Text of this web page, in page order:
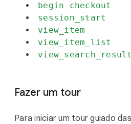
begin_checkout
session_start
view_item
view_item_list
Fazer um tour
Para iniciar um tour guiado